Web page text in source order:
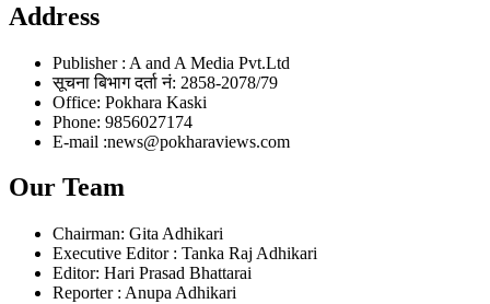
Address
Publisher : A and A Media Pvt.Ltd
सूचना बिभाग दर्ता नं: 2858-2078/79
Office: Pokhara Kaski
Phone: 9856027174
E-mail :news@pokharaviews.com
Our Team
Chairman: Gita Adhikari
Executive Editor : Tanka Raj Adhikari
Editor: Hari Prasad Bhattarai
Reporter : Anupa Adhikari